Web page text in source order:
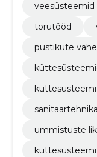
veesüsteemid
torutööd
püstikute
ummistuste